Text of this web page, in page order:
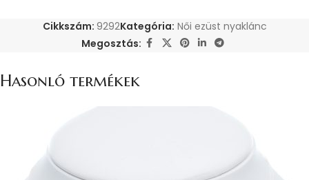
Cikkszám: 9292Kategória: Női ezüst nyaklánc
Megosztás:
Hasonló termékek